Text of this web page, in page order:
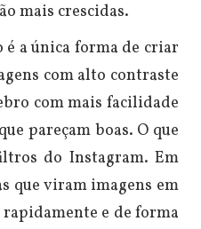
mais crescidas.
a única forma de criar
com alto contraste
com mais facilidade
pareçam boas. O que
do Instagram. Em
que viram imagens em
e de forma